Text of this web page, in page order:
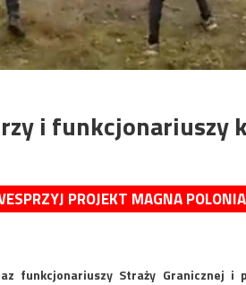
i funkcjonariuszy
PROJEKT MAGNA
funkcjonariuszy Straży Granicznej i